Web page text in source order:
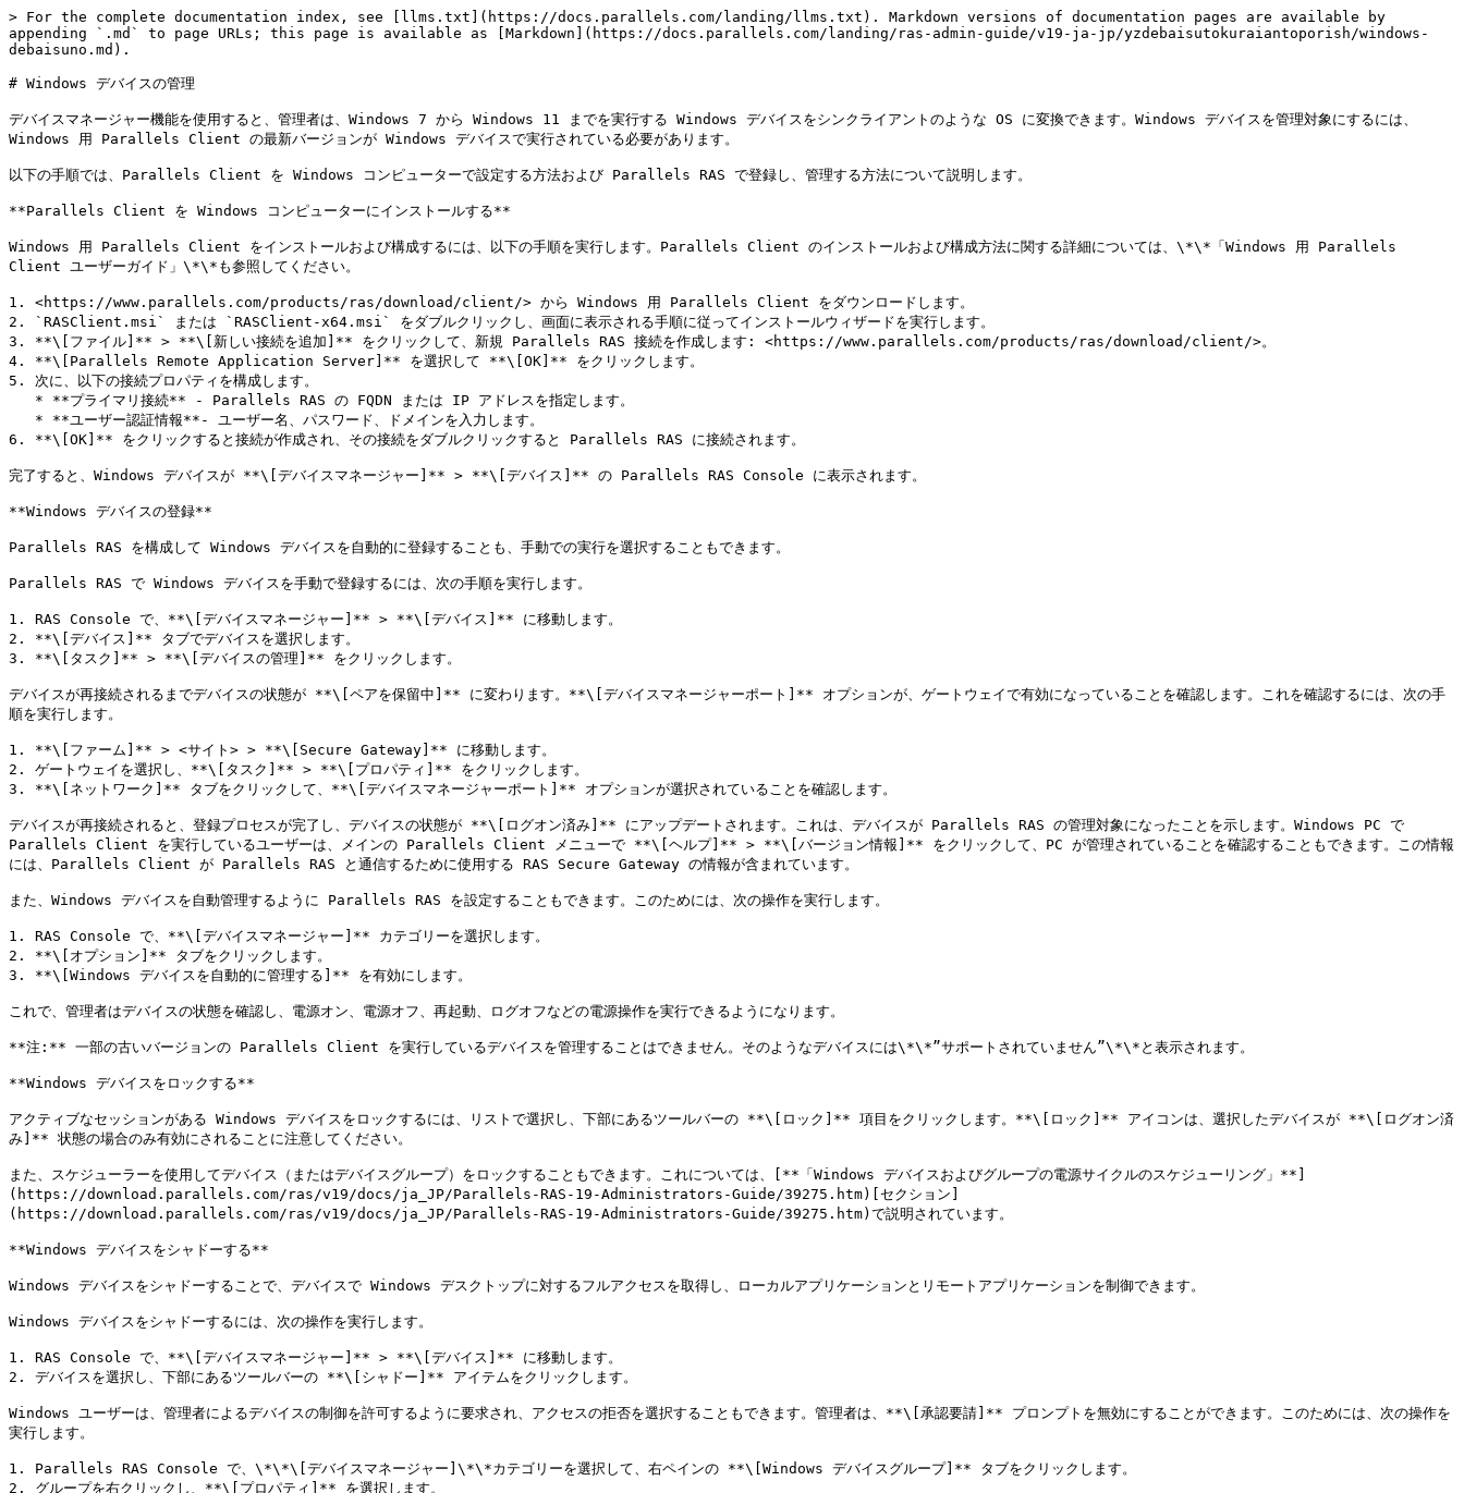
> For the complete documentation index, see [llms.txt](https://docs.parallels.com/landing/llms.txt). Markdown versions of documentation pages are available by
appending `.md` to page URLs; this page is available as [Markdown](https://docs.parallels.com/landing/ras-admin-guide/v19-ja-jp/yzdebaisutokuraiantoporish/windows-
debaisuno.md).
# Windows デバイスの管理
デバイスマネージャー機能を使用すると、管理者は、Windows 7 から Windows 11 までを実行する Windows デバイスをシンクライアントのような OS に変換できます。Windows デバイスを管理対象にするには、
Windows 用 Parallels Client の最新バージョンが Windows デバイスで実行されている必要があります。
以下の手順では、Parallels Client を Windows コンピューターで設定する方法および Parallels RAS で登録し、管理する方法について説明します。
**Parallels Client を Windows コンピューターにインストールする**
Windows 用 Parallels Client をインストールおよび構成するには、以下の手順を実行します。Parallels Client のインストールおよび構成方法に関する詳細については、\*\*「Windows 用 Parallels
Client ユーザーガイド」\*\*も参照してください。
1. <https://www.parallels.com/products/ras/download/client/> から Windows 用 Parallels Client をダウンロードします。
2. `RASClient.msi` または `RASClient-x64.msi` をダブルクリックし、画面に表示される手順に従ってインストールウィザードを実行します。
3. **\[ファイル]** > **\[新しい接続を追加]** をクリックして、新規 Parallels RAS 接続を作成します: <https://www.parallels.com/products/ras/download/client/>。
4. **\[Parallels Remote Application Server]** を選択して **\[OK]** をクリックします。
5. 次に、以下の接続プロパティを構成します。
6. **\[OK]** をクリックすると接続が作成され、その接続をダブルクリックすると Parallels RAS に接続されます。
完了すると、Windows デバイスが **\[デバイスマネージャー]** > **\[デバイス]** の Parallels RAS Console に表示されます。
**Windows デバイスの登録**
Parallels RAS を構成して Windows デバイスを自動的に登録することも、手動での実行を選択することもできます。
Parallels RAS で Windows デバイスを手動で登録するには、次の手順を実行します。
1. RAS Console で、**\[デバイスマネージャー]** > **\[デバイス]** に移動します。
2. **\[デバイス]** タブでデバイスを選択します。
3. **\[タスク]** > **\[デバイスの管理]** をクリックします。
デバイスが再接続されるまでデバイスの状態が **\[ペアを保留中]** に変わります。**\[デバイスマネージャーポート]** オプションが、ゲートウェイで有効になっていることを確認します。これを確認するには、次の手
順を実行します。
1. **\[ファーム]** > <サイト> > **\[Secure Gateway]** に移動します。
2. ゲートウェイを選択し、**\[タスク]** > **\[プロパティ]** をクリックします。
3. **\[ネットワーク]** タブをクリックして、**\[デバイスマネージャーポート]** オプションが選択されていることを確認します。
デバイスが再接続されると、登録プロセスが完了し、デバイスの状態が **\[ログオン済み]** にアップデートされます。これは、デバイスが Parallels RAS の管理対象になったことを示します。Windows PC で
Parallels Client を実行しているユーザーは、メインの Parallels Client メニューで **\[ヘルプ]** > **\[バージョン情報]** をクリックして、PC が管理されていることを確認することもできます。この情報
には、Parallels Client が Parallels RAS と通信するために使用する RAS Secure Gateway の情報が含まれています。
また、Windows デバイスを自動管理するように Parallels RAS を設定することもできます。このためには、次の操作を実行します。
1. RAS Console で、**\[デバイスマネージャー]** カテゴリーを選択します。
2. **\[オプション]** タブをクリックします。
3. **\[Windows デバイスを自動的に管理する]** を有効にします。
これで、管理者はデバイスの状態を確認し、電源オン、電源オフ、再起動、ログオフなどの電源操作を実行できるようになります。
**注:** 一部の古いバージョンの Parallels Client を実行しているデバイスを管理することはできません。そのようなデバイスには\*\*”サポートされていません”\*\*と表示されます。
**Windows デバイスをロックする**
アクティブなセッションがある Windows デバイスをロックするには、リストで選択し、下部にあるツールバーの **\[ロック]** 項目をクリックします。**\[ロック]** アイコンは、選択したデバイスが **\[ログオン済
み]** 状態の場合のみ有効にされることに注意してください。
また、スケジューラーを使用してデバイス（またはデバイスグループ）をロックすることもできます。これについては、[**「Windows デバイスおよびグループの電源サイクルのスケジューリング」**]
(https://download.parallels.com/ras/v19/docs/ja_JP/Parallels-RAS-19-Administrators-Guide/39275.htm)[セクション]
(https://download.parallels.com/ras/v19/docs/ja_JP/Parallels-RAS-19-Administrators-Guide/39275.htm)で説明されています。
**Windows デバイスをシャドーする**
Windows デバイスをシャドーすることで、デバイスで Windows デスクトップに対するフルアクセスを取得し、ローカルアプリケーションとリモートアプリケーションを制御できます。
Windows デバイスをシャドーするには、次の操作を実行します。
1. RAS Console で、**\[デバイスマネージャー]** > **\[デバイス]** に移動します。
2. デバイスを選択し、下部にあるツールバーの **\[シャドー]** アイテムをクリックします。
Windows ユーザーは、管理者によるデバイスの制御を許可するように要求され、アクセスの拒否を選択することもできます。管理者は、**\[承認要請]** プロンプトを無効にすることができます。このためには、次の操作を
実行します。
1. Parallels RAS Console で、\*\*\[デバイスマネージャー]\*\*カテゴリーを選択して、右ペインの **\[Windows デバイスグループ]** タブをクリックします。
2. グループを右クリックし、**\[プロパティ]** を選択します。